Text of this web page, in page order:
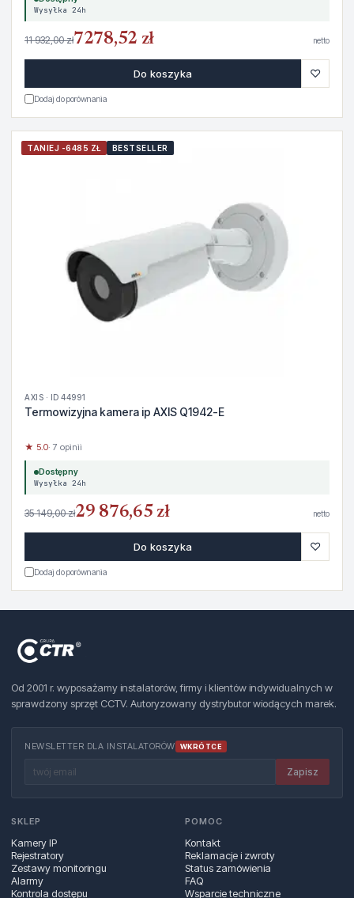
Wysyłka 24h
11 932,00 zł7278,52 zł netto
Do koszyka ♡
Dodaj do porównania
TANIEJ -6485 ZŁ BESTSELLER
AXIS · ID 44991
Termowizyjna kamera ip AXIS Q1942-E
★ 5.0· 7 opinii
Dostępny
Wysyłka 24h
35 149,00 zł29 876,65 zł netto
Do koszyka ♡
Dodaj do porównania
Od 2001 r. wyposażamy instalatorów, firmy i klientów indywidualnych w
sprawdzony sprzęt CCTV. Autoryzowany dystrybutor wiodących marek.
NEWSLETTER DLA INSTALATORÓW WKRÓTCE
Zapisz
SKLEP
Kamery IP
Rejestratory
Zestawy monitoringu
Alarmy
Kontrola dostępu
POMOC
Kontakt
Reklamacje i zwroty
Status zamówienia
FAQ
Wsparcie techniczne